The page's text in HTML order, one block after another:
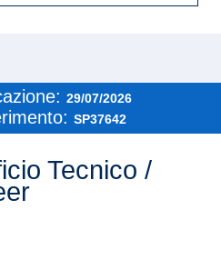
29/07/2026
SP37642
Tecnico /